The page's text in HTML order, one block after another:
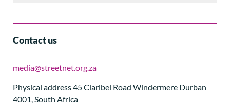
Contact us
media@streetnet.org.za
Physical address 45 Claribel Road Windermere Durban
4001, South Africa